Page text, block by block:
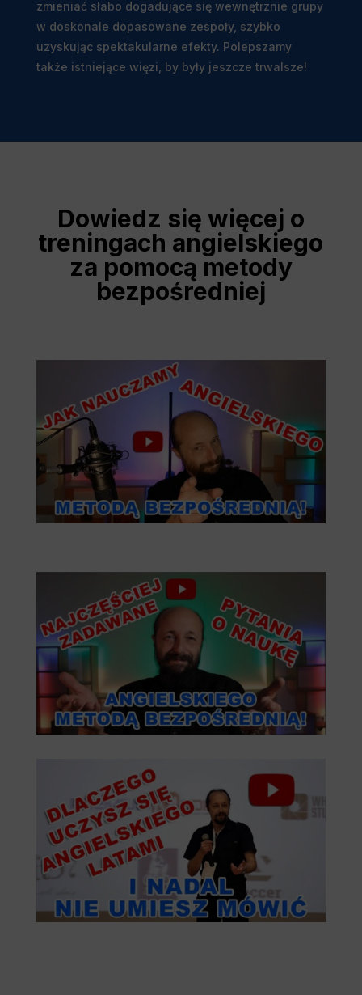
zmieniać słabo dogadujące się wewnętrznie grupy
w doskonale dopasowane zespoły, szybko
uzyskując spektakularne efekty. Polepszamy
także istniejące więzi, by były jeszcze trwalsze!
Dowiedz się więcej o
treningach angielskiego
za pomocą metody
bezpośredniej